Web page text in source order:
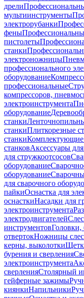
дрели
мультиинструменты
электрорубанки
фены
пистолеты
станки
электроножницы
профессионального
оборудование
профессиональные
компрессоров,
электроинструмента
оборудование
станки
станкиПлиткорезные
станкиКомплектующие
станковАксессуары
для стружкоотсосов
оборудование
оборудование
для сварочного
пайкиОснастка для
оснасткиНасадки для
электроинструмента
электродвигателей
инструментовГоловки,
отвертокНожницы
керны, выколотки
бурения и сверления
электроинструмента
сверленияСтолярный
гейферные зажимы
киянкиНапильники